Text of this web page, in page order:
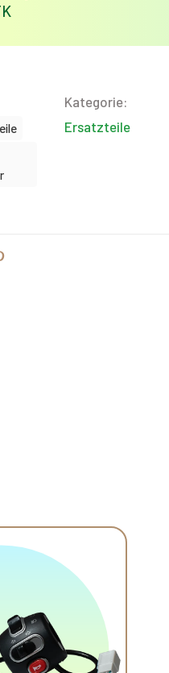
Kategorie:
Ersatzteile